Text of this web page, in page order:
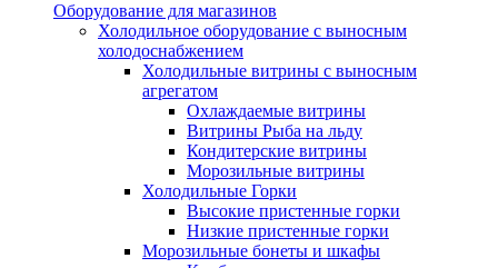
Оборудование для магазинов
Холодильное оборудование с выносным
холодоснабжением
Холодильные витрины с выносным
агрегатом
Охлаждаемые витрины
Витрины Рыба на льду
Кондитерские витрины
Морозильные витрины
Холодильные Горки
Высокие пристенные горки
Низкие пристенные горки
Морозильные бонеты и шкафы